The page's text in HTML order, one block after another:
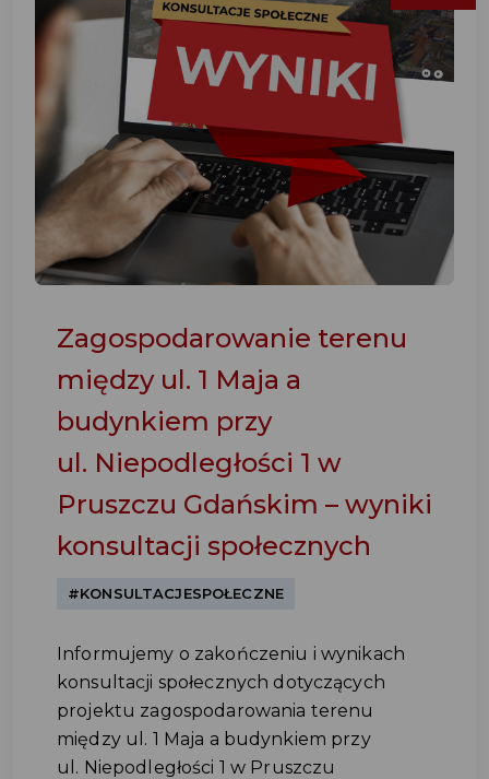
Zagospodarowanie terenu
między ul. 1 Maja a
budynkiem przy
ul. Niepodległości 1 w
Pruszczu Gdańskim – wyniki
konsultacji społecznych
#KONSULTACJESPOŁECZNE
Informujemy o zakończeniu i wynikach
konsultacji społecznych dotyczących
projektu zagospodarowania terenu
między ul. 1 Maja a budynkiem przy
ul. Niepodległości 1 w Pruszczu